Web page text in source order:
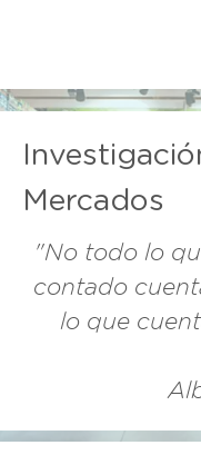
Mercados
"No todo lo
contado
lo que